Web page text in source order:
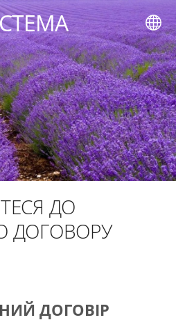
ДО
ДОГОВОРУ
ДОГОВІР